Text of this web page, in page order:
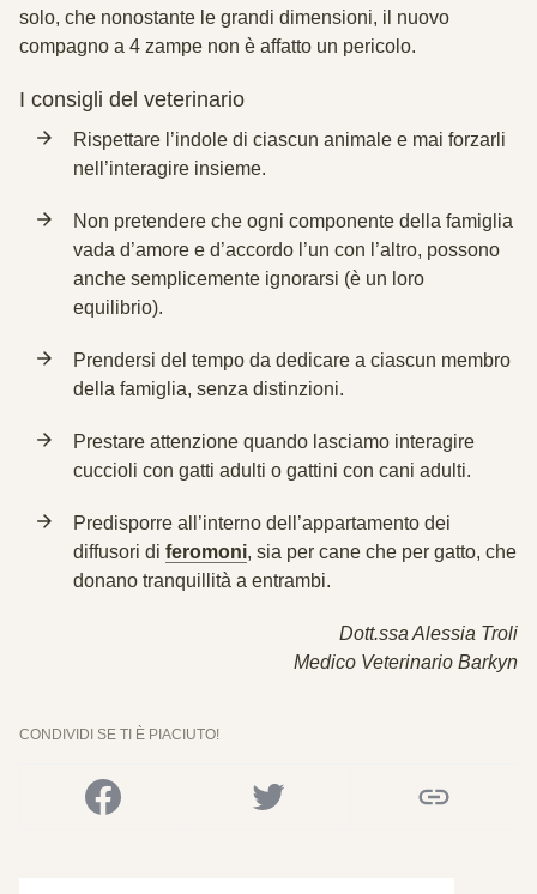
solo, che nonostante le grandi dimensioni, il nuovo
compagno a 4 zampe non è affatto un pericolo.
I consigli del veterinario
Rispettare l’indole di ciascun animale e mai forzarli
nell’interagire insieme.
Non pretendere che ogni componente della famiglia
vada d’amore e d’accordo l’un con l’altro, possono
anche semplicemente ignorarsi (è un loro
equilibrio).
Prendersi del tempo da dedicare a ciascun membro
della famiglia, senza distinzioni.
Prestare attenzione quando lasciamo interagire
cuccioli con gatti adulti o gattini con cani adulti.
Predisporre all’interno dell’appartamento dei
diffusori di feromoni, sia per cane che per gatto, che
donano tranquillità a entrambi.
Dott.ssa Alessia Troli
Medico Veterinario Barkyn
CONDIVIDI SE TI È PIACIUTO!